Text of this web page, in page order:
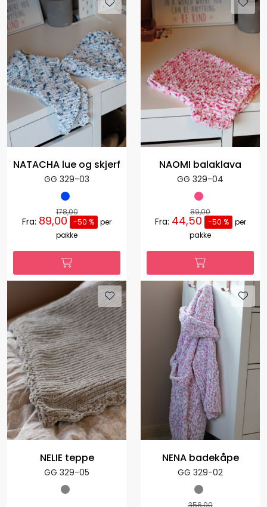
NATACHA lue og skjerf
GG 329-03
178,00
Fra: 89,00 -50 % per
pakke
NAOMI balaklava
GG 329-04
89,00
Fra: 44,50 -50 %
per
pakke
NELIE teppe
GG 329-05
NENA badekåpe
GG 329-02
356,00